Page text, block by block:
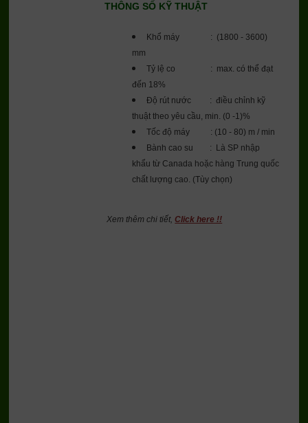
THÔNG SỐ KỸ THUẬT
Khổ máy : (1800 - 3600)
mm
Tỷ lệ co : max. có thể đạt
đến 18%
Độ rút nước : điều chỉnh kỹ
thuật theo yêu cầu, min. (0 -1)%
Tốc độ máy : (10 - 80) m / min
Bành cao su : Là SP nhập
khẩu từ Canada hoặc hàng Trung quốc
chất lượng cao. (Tùy chọn)
Xem thêm chi tiết,Click here !!